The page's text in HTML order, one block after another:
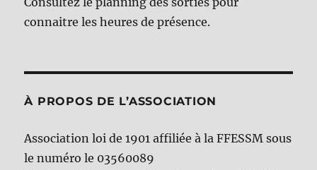
connaitre les heures de présence.
À PROPOS DE L’ASSOCIATION
Association loi de 1901 affiliée à la FFESSM sous
le numéro le 03560089